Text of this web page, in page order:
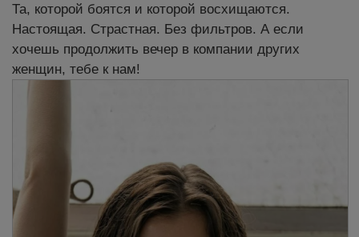
Та, которой боятся и которой восхищаются.
Настоящая. Страстная. Без фильтров. А если
хочешь продолжить вечер в компании других
женщин, тебе к нам!